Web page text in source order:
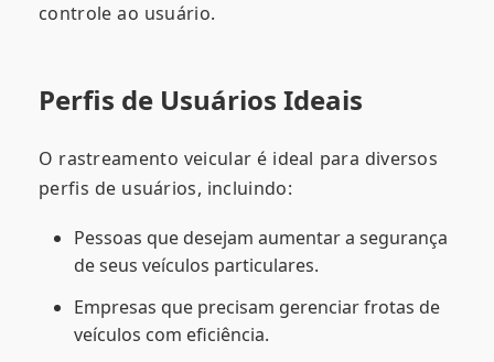
controle ao usuário.
Perfis de Usuários Ideais
O rastreamento veicular é ideal para diversos
perfis de usuários, incluindo:
Pessoas que desejam aumentar a segurança
de seus veículos particulares.
Empresas que precisam gerenciar frotas de
veículos com eficiência.